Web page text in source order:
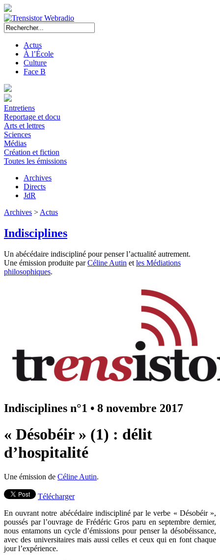
Actus
À l’École
Culture
Face B
Entretiens
Reportage et docu
Arts et lettres
Sciences
Médias
Création et fiction
Toutes les émissions
Archives
Directs
JdR
Archives > Actus
Indisciplines
Un abécédaire indiscipliné pour penser l’actualité autrement.
Une émission produite parCéline Autin et les Médiations
philosophiques.
Indisciplines n°1 • 8 novembre 2017
« Désobéir » (1) : délit
d’hospitalité
Une émission de Céline Autin.
Télécharger
En ouvrant notre abécédaire indiscipliné par le verbe « Désobéir »,
poussés par l’ouvrage de Frédéric Gros paru en septembre dernier,
nous entamons un cycle d’émissions pour penser la désobéissance,
avec des universitaires mais aussi celles et ceux qui en font chaque
jour l’expérience.